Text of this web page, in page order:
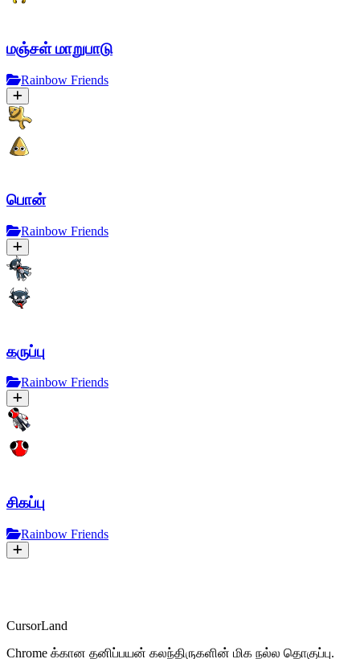
மஞ்சள் மாறுபாடு
Rainbow Friends
பொன்
Rainbow Friends
கருப்பு
Rainbow Friends
சிகப்பு
Rainbow Friends
CursorLand
Chrome க்கான தனிப்பயன் கலந்திருகளின் மிக நல்ல தொகுப்பு.